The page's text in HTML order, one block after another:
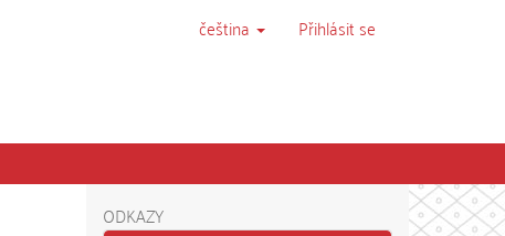
čeština Přihlásit se
ODKAZY